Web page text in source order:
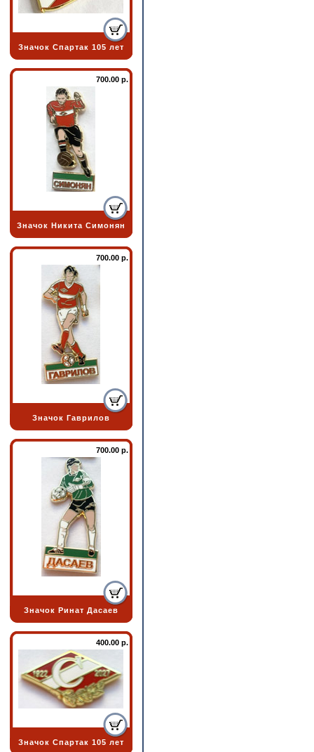
Значок Спартак 105 лет
700.00 р.
Значок Никита Симонян
700.00 р.
Значок Гаврилов
700.00 р.
Значок Ринат Дасаев
400.00 р.
Значок Спартак 105 лет